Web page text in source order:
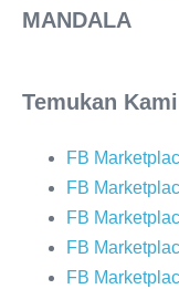
MANDALA
Temukan
FB
FB
FB
FB
FB